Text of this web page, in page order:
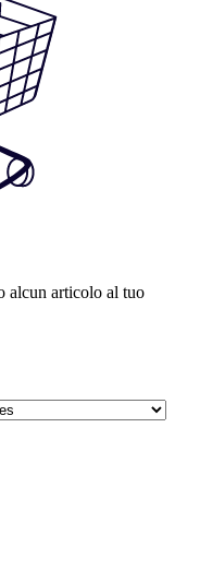
alcun articolo al tuo